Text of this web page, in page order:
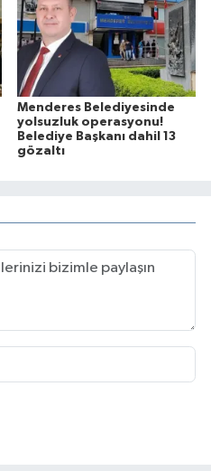
Menderes Belediyesinde
yolsuzluk operasyonu!
Belediye Başkanı dahil 13
gözaltı